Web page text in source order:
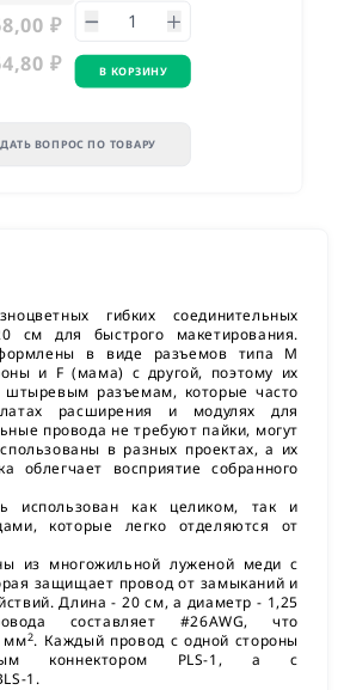
₽
₽ В КОРЗИНУ
ВОПРОС ПО ТОВАРУ
гибких соединительных
см для быстрого макетирования.
в виде разъемов типа M
и F (мама) с другой, поэтому их
штыревым разъемам, которые часто
расширения и модулях для
провода не требуют пайки, могут
в разных проектах, а их
облегчает восприятие собранного
использован как целиком, так и
которые легко отделяются от
из многожильной луженой меди с
защищает провод от замыканий и
Длина - 20 см, а диаметр - 1,25
составляет #26AWG, что
мм2. Каждый провод с одной стороны
коннектором PLS-1, а с
1.